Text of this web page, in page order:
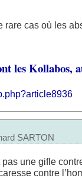
rare cas où les
les Kollabos,
SARTON
pas une gifle
contre